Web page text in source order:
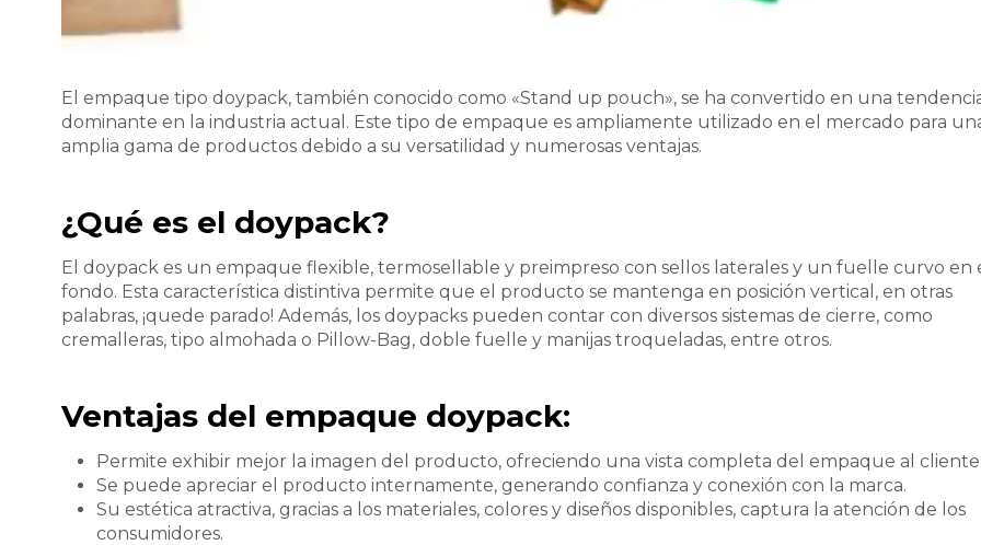
El empaque tipo doypack, también conocido como «Stand up pouch», se ha convertido en una
dominante en la industria actual. Este tipo de empaque es ampliamente utilizado en el mercado para
amplia gama de productos debido a su versatilidad y numerosas ventajas.
¿Qué es el doypack?
El doypack es un empaque flexible, termosellable y preimpreso con sellos laterales y un fuelle curvo en
fondo. Esta característica distintiva permite que el producto se mantenga en posición vertical, en otras
palabras, ¡quede parado! Además, los doypacks pueden contar con diversos sistemas de cierre, como
cremalleras, tipo almohada o Pillow-Bag, doble fuelle y manijas troqueladas, entre otros.
Ventajas del empaque doypack:
Permite exhibir mejor la imagen del producto, ofreciendo una vista completa del empaque al cliente.
Se puede apreciar el producto internamente, generando confianza y conexión con la marca.
Su estética atractiva, gracias a los materiales, colores y diseños disponibles, captura la atención de los
consumidores.